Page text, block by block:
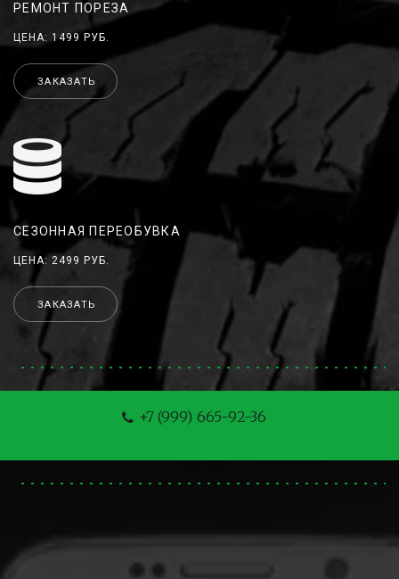
РЕМОНТ ПОРЕЗА
ЦЕНА: 1499 РУБ.
ЗАКАЗАТЬ
СЕЗОННАЯ ПЕРЕОБУВКА
ЦЕНА: 2499 РУБ.
ЗАКАЗАТЬ
+7 (999) 665-92-36